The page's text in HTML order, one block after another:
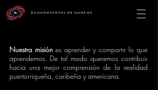
Documentários de Jurakan
Nuestra misiónes aprender y compartir lo que
aprendemos. De tal modo queremos contribuir
hacia una mejor comprensión de la realidad
puertorriqueña, caribeña y americana.